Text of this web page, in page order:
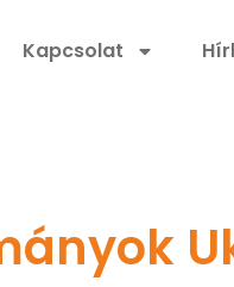
Kapcsolat